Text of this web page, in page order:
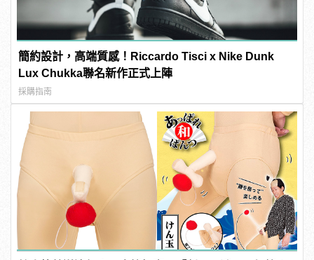
簡約設計，高端質感！Riccardo Tisci x Nike Dunk
Lux Chukka聯名新作正式上陣
採購指南